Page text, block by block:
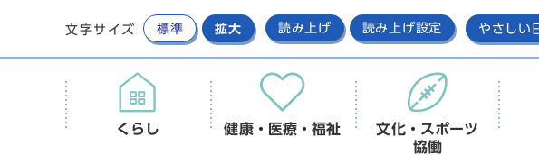
文字サイズ 標準 拡大 読み上げ 読み上げ設定 やさしい
くらし 健康・医療・福祉
文化・スポーツ
協働